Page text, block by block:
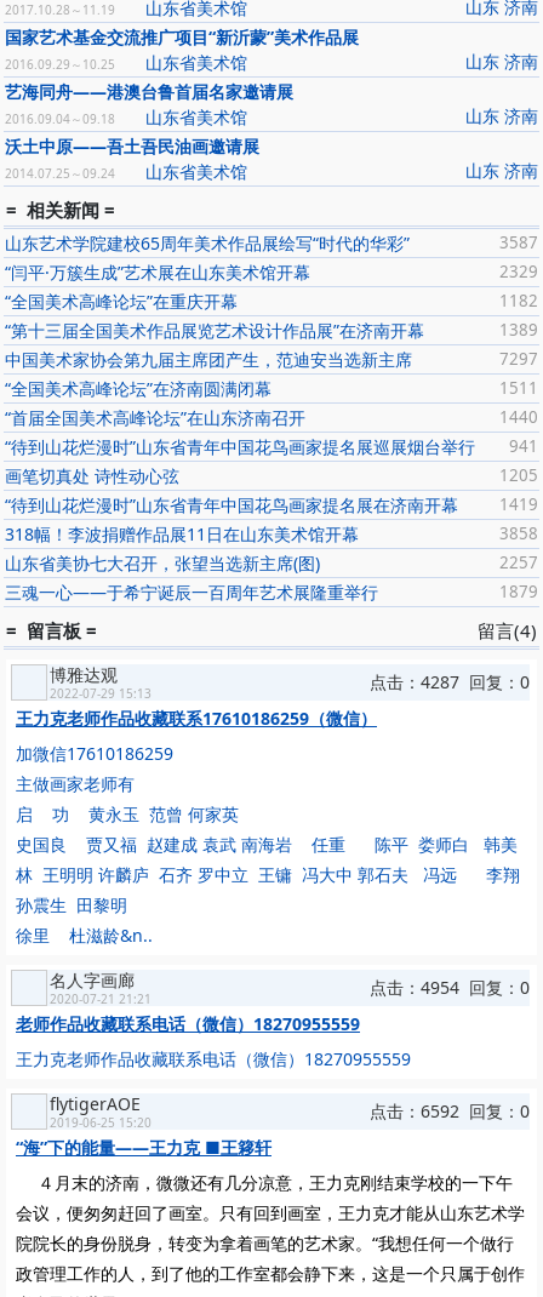
山东 济南
2017.10.28～11.19
山东省美术馆
国家艺术基金交流推广项目“新沂蒙”美术作品展
山东 济南
2016.09.29～10.25
山东省美术馆
艺海同舟——港澳台鲁首届名家邀请展
山东 济南
2016.09.04～09.18
山东省美术馆
沃土中原——吾土吾民油画邀请展
山东 济南
2014.07.25～09.24 山东省美术馆
= 相关新闻 =
3587
山东艺术学院建校65周年美术作品展绘写“时代的华彩”
2329
“闫平·万簇生成”艺术展在山东美术馆开幕
1182
“全国美术高峰论坛”在重庆开幕
1389
“第十三届全国美术作品展览艺术设计作品展”在济南开幕
7297
中国美术家协会第九届主席团产生，范迪安当选新主席
1511
“全国美术高峰论坛”在济南圆满闭幕
1440
“首届全国美术高峰论坛”在山东济南召开
941
“待到山花烂漫时”山东省青年中国花鸟画家提名展巡展烟台举行
1205
画笔切真处 诗性动心弦
1419
“待到山花烂漫时”山东省青年中国花鸟画家提名展在济南开幕
3858
318幅！李波捐赠作品展11日在山东美术馆开幕
2257
山东省美协七大召开，张望当选新主席(图)
1879
三魂一心——于希宁诞辰一百周年艺术展隆重举行
留言(4)
= 留言板 =
博雅达观
2022-07-29 15:13
点击：4287 回复：0
王力克老师作品收藏联系17610186259（微信）
加微信17610186259
主做画家老师有
启 功 黄永玉 范曾 何家英
史国良 贾又福 赵建成 袁武 南海岩 任重 陈平 娄师白 韩美
林 王明明 许麟庐 石齐 罗中立 王镛 冯大中 郭石夫 冯远 李翔
孙震生 田黎明
徐里 杜滋龄&n..
名人字画廊
2020-07-21 21:21
点击：4954 回复：0
老师作品收藏联系电话（微信）18270955559
王力克老师作品收藏联系电话（微信）18270955559
flytigerAOE
2019-06-25 15:20
点击：6592 回复：0
“海”下的能量——王力克 ■王簃轩
４月末的济南，微微还有几分凉意，王力克刚结束学校的一下午
会议，便匆匆赶回了画室。只有回到画室，王力克才能从山东艺术学
院院长的身份脱身，转变为拿着画笔的艺术家。“我想任何一个做行
政管理工作的人，到了他的工作室都会静下来，这是一个只属于创作